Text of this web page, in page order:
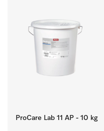
ProCare Lab 11 AP - 10 kg